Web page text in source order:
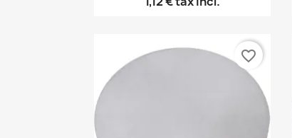
favorite_border